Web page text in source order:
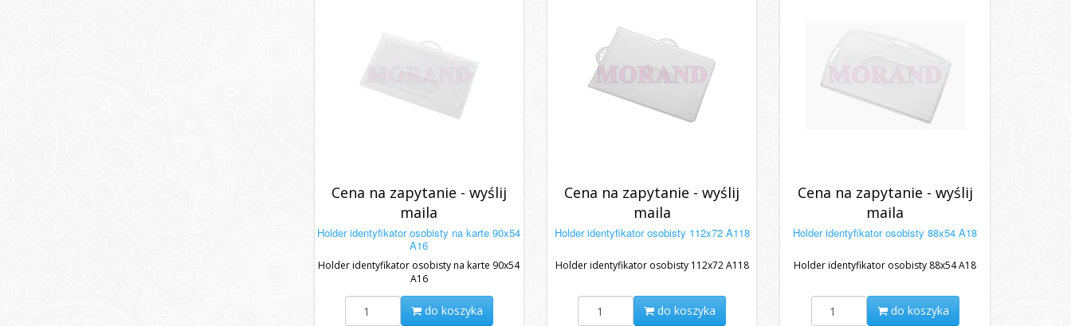
Cena na zapytanie - wyślij
maila
Holder identyfikator osobisty na karte 90x54
A16
Holder identyfikator osobisty na karte 90x54
A16
do koszyka
Cena na zapytanie - wyślij
maila
Holder identyfikator osobisty 112x72 A118
Holder identyfikator osobisty 112x72 A118
do koszyka
Cena na zapytanie - wyślij
maila
Holder identyfikator osobisty 88x54 A18
Holder identyfikator osobisty 88x54 A18
do koszyka